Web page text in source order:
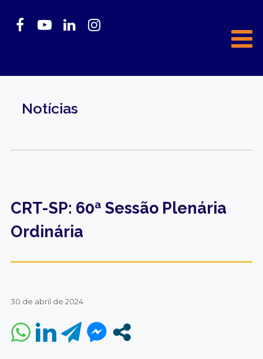
Notícias
CRT-SP: 60ª Sessão Plenária
Ordinária
30 de abril de 2024